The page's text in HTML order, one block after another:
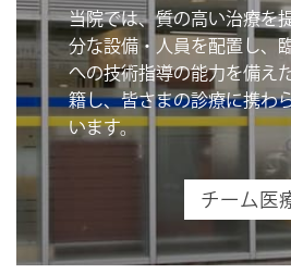
当院では、質の高い治療を
分な設備・人員を配置し、
への技術指導の能力を備え
籍し、皆さまの診療に携わ
います。
チーム医